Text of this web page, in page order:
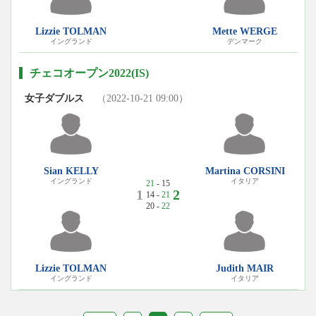
Lizzie TOLMAN
イングランド
Mette WERGE
デンマーク
チェコオープン2022(IS)
女子ダブルス （2022-10-21 09:00）
Sian KELLY
イングランド
Lizzie TOLMAN
イングランド
1
21 - 15
14 - 21
20 - 22
2
Martina CORSINI
イタリア
Judith MAIR
イタリア